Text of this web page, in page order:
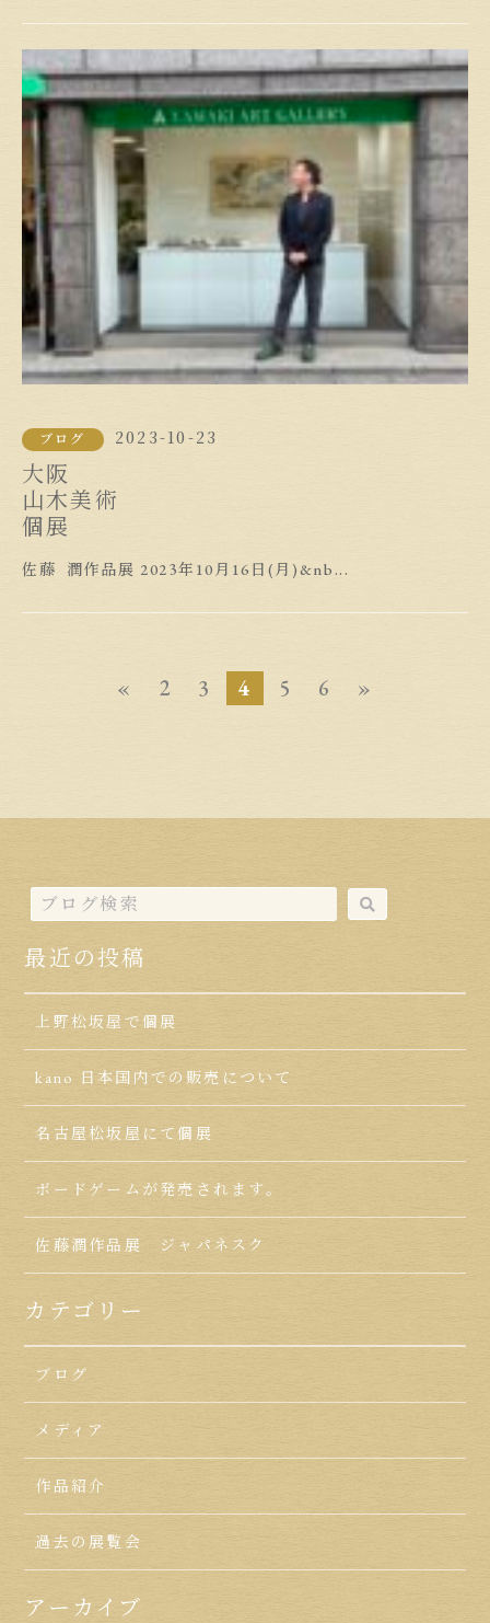
ブログ 2023-10-23
大阪
山木美術
個展
佐藤 潤作品展 2023年10月16日(月)&nb...
« 2 3 4 5 6 »
最近の投稿
上野松坂屋で個展
kano 日本国内での販売について
名古屋松坂屋にて個展
ボードゲームが発売されます。
佐藤潤作品展 ジャパネスク
カテゴリー
ブログ
メディア
作品紹介
過去の展覧会
アーカイブ